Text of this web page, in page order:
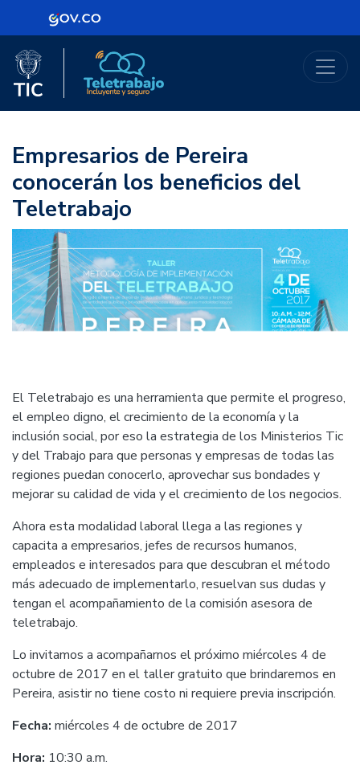
Logo Gobierno de Colombia
Logo del Ministerio TIC
Empresarios de Pereira
conocerán los beneficios del
Teletrabajo
El Teletrabajo es una herramienta que permite el progreso,
el empleo digno, el crecimiento de la economía y la
inclusión social, por eso la estrategia de los Ministerios Tic
y del Trabajo para que personas y empresas de todas las
regiones puedan conocerlo, aprovechar sus bondades y
mejorar su calidad de vida y el crecimiento de los negocios.
Ahora esta modalidad laboral llega a las regiones y
capacita a empresarios, jefes de recursos humanos,
empleados e interesados para que descubran el método
más adecuado de implementarlo, resuelvan sus dudas y
tengan el acompañamiento de la comisión asesora de
teletrabajo.
Lo invitamos a acompañarnos el próximo miércoles 4 de
octubre de 2017 en el taller gratuito que brindaremos en
Pereira, asistir no tiene costo ni requiere previa inscripción.
Fecha: miércoles 4 de octubre de 2017
Hora: 10:30 a.m.